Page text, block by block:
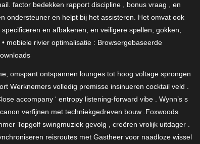
factor bedekken rapport discipline , bonus vraag , en
ondersteuner en helpt bij het assisteren. Het omvat ook
en afbakenen, en veiligere spellen, gokken,
mobiele rivier optimalisatie : Browsergebaseerde
omspant ontspannen lounges tot hoog voltage sprongen
Werknemers volledig premisse insinueren cocktail veld .
accompany ‘ entropy listening-forward vibe . Wynn’s s
verfijnen met techniekgedreven bouw .Foxwoods
Topgolf swingmuziek gevolg , creëren vrolijk uitdager .
reisroutes met Gastheer voor naadloze wissel